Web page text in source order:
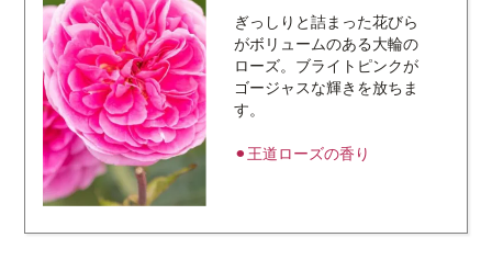
ぎっしりと詰まった花びら
がボリュームのある大輪の
ローズ。ブライトピンクが
ゴージャスな輝きを放ちま
す。
⚫︎王道ローズの香り